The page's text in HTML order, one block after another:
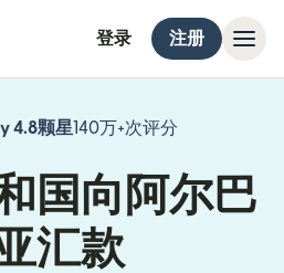
登录 注册
4.8颗星140万+次评分
国向阿尔巴
汇款